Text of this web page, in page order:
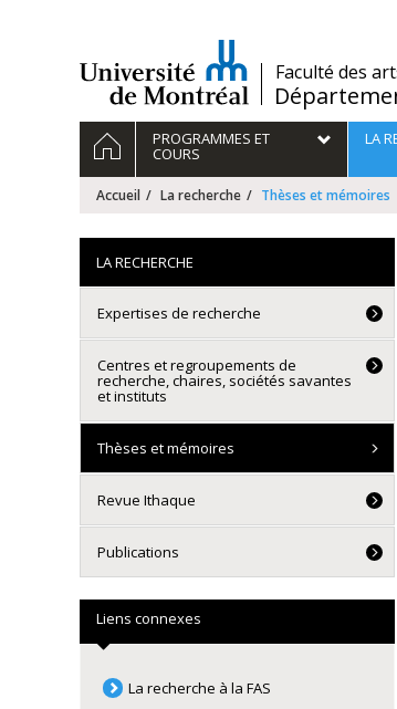
/Faculté des
Navigation
principale
ACCUEILPROGRAMMES ET
COURS
LA
Accueil La recherche Thèses et mémoires
LA RECHERCHE
Expertises de recherche
Centres et regroupements de
recherche, chaires, sociétés savantes
et instituts
Thèses et mémoires
Revue Ithaque
Publications
Liens connexes
La recherche à la FAS